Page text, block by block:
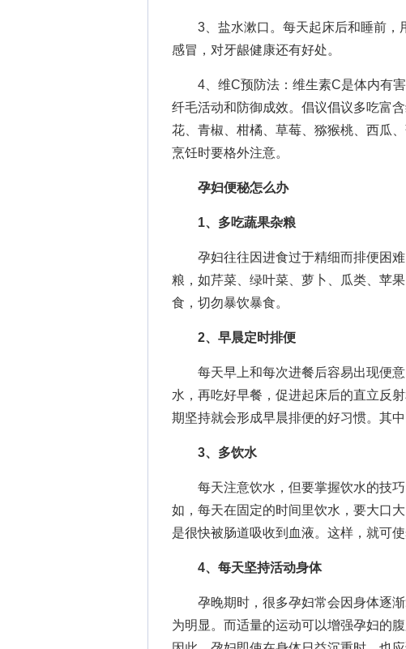
3、盐水漱口。每天起床后和睡前，
感冒，对牙龈健康还有好处。
4、维C预防法：维生素C是体内有害
纤毛活动和防御成效。倡议倡议多吃富
花、青椒、柑橘、草莓、猕猴桃、西瓜
烹饪时要格外注意。
孕妇便秘怎么办
1、多吃蔬果杂粮
孕妇往往因进食过于精细而排便困难
粮，如芹菜、绿叶菜、萝卜、瓜类、苹
食，切勿暴饮暴食。
2、早晨定时排便
每天早上和每次进餐后容易出现便意
水，再吃好早餐，促进起床后的直立反
期坚持就会形成早晨排便的好习惯。其中
3、多饮水
每天注意饮水，但要掌握饮水的技巧
如，每天在固定的时间里饮水，要大口
是很快被肠道吸收到血液。这样，就可
4、每天坚持活动身体
孕晚期时，很多孕妇常会因身体逐渐
为明显。而适量的运动可以增强孕妇的